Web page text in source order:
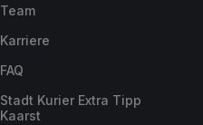
Team
Karriere
FAQ
Stadt Kurier Extra Tipp
Kaarst